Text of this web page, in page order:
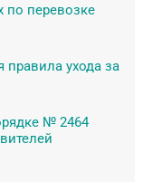
по перевозке
правила ухода за
№ 2464